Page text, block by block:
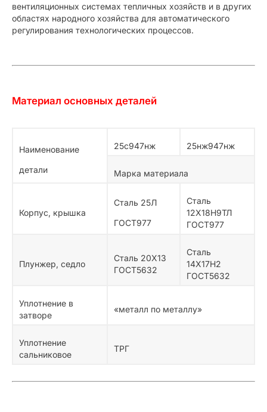
вентиляционных системах тепличных хозяйств и в других
областях народного хозяйства для автоматического
регулирования технологических процессов.
Материал основных деталей
Наименование
детали
25с947нж 25нж947нж
Марка материала
Корпус, крышка
Сталь 25Л
ГОСТ977
Сталь
12Х18Н9ТЛ
ГОСТ977
Плунжер, седло
Сталь 20Х13
ГОСТ5632
Сталь
14Х17Н2
ГОСТ5632
Уплотнение в
затворе
«металл по металлу»
Уплотнение
сальниковое
ТРГ